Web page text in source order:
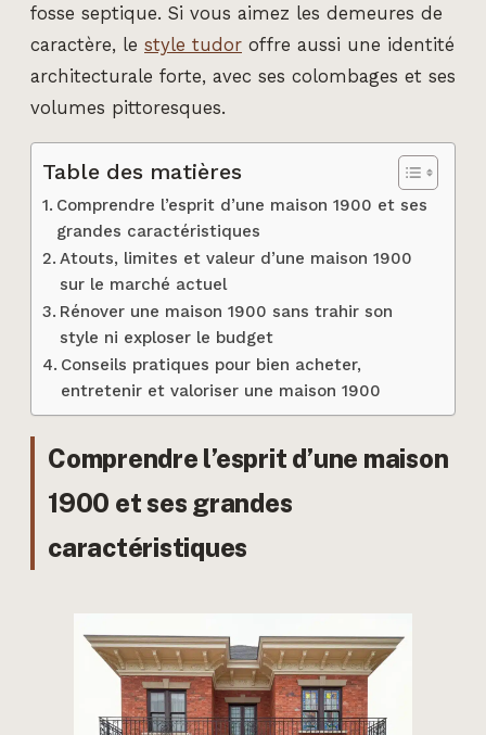
fosse septique. Si vous aimez les demeures de
caractère, le style tudor offre aussi une identité
architecturale forte, avec ses colombages et ses
volumes pittoresques.
Table des matières
Comprendre l’esprit d’une maison 1900 et ses
grandes caractéristiques
Atouts, limites et valeur d’une maison 1900
sur le marché actuel
Rénover une maison 1900 sans trahir son
style ni exploser le budget
Conseils pratiques pour bien acheter,
entretenir et valoriser une maison 1900
Comprendre l’esprit d’une maison
1900 et ses grandes
caractéristiques